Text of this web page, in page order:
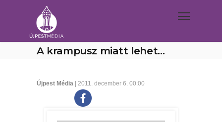
A krampusz miatt lehet…
Újpest Média | 2011. december 6. 00:00